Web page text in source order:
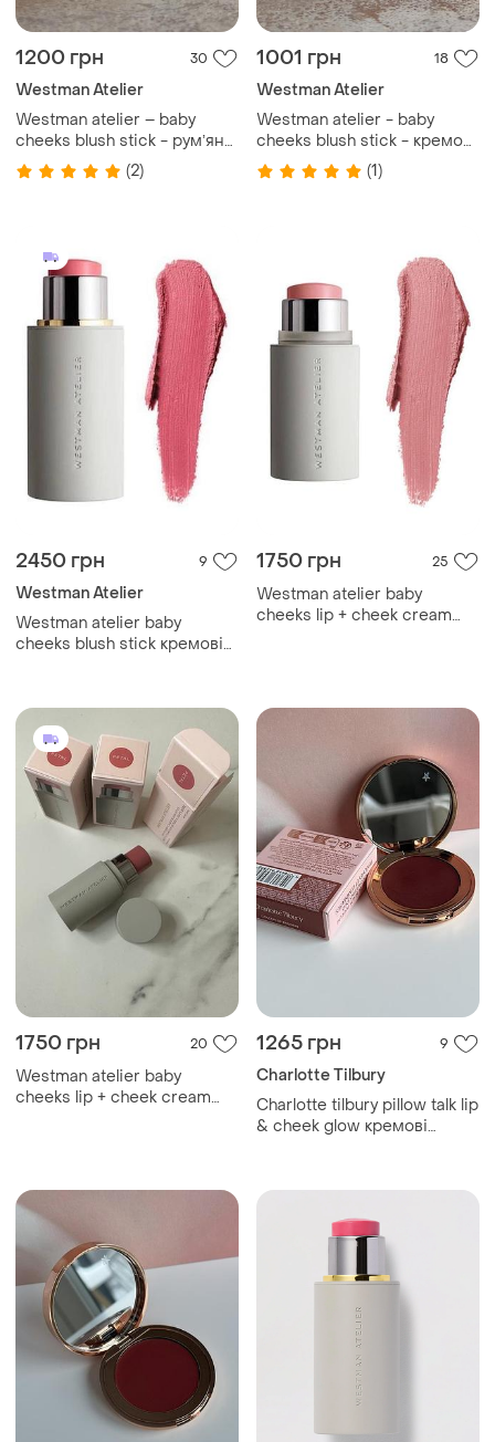
1200 грн 30
Westman Atelier
Westman atelier – baby
cheeks blush stick - румʼяна
в стіку, chouchette, 2.5 g
(2)
1001 грн 18
Westman Atelier
Westman atelier - baby
cheeks blush stick - кремові
рум’яна-стік, jam, 2.5 g
(1)
2450 грн 9
Westman Atelier
Westman atelier baby
cheeks blush stick кремові
1750 грн 25
Westman atelier baby
cheeks lip + cheek cream
1750 грн 20
Westman atelier baby
cheeks lip + cheek cream
1265 грн 9
Charlotte Tilbury
Charlotte tilbury pillow talk lip
& cheek glow кремові
dior